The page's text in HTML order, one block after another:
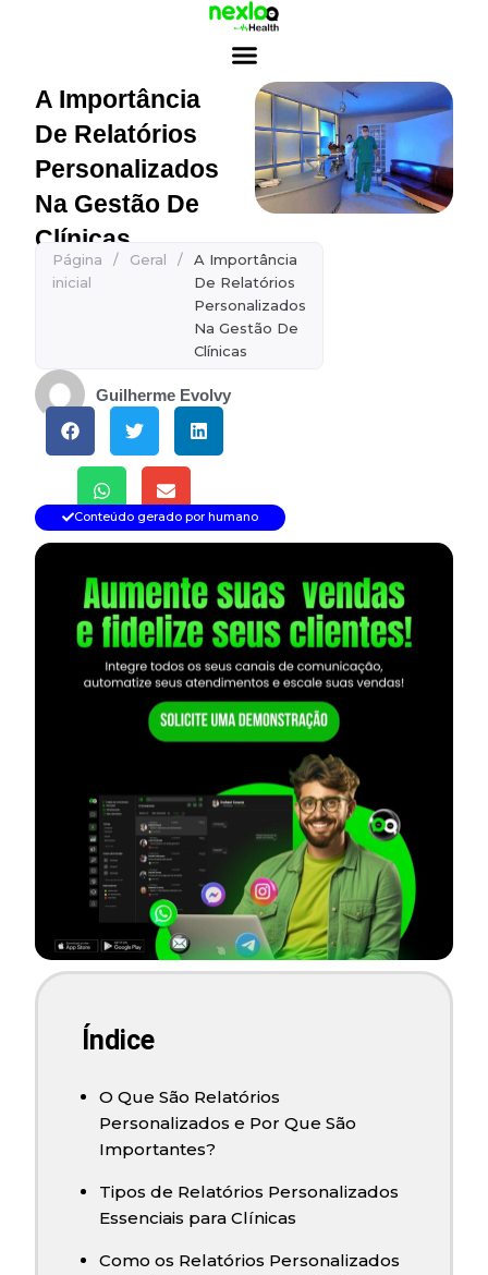
conteúdoA Importância
De Relatórios
Personalizados
Na Gestão De
Clínicas
Página
inicial
/ Geral /
A Importância
De Relatórios
Personalizados
Na Gestão De
Clínicas
Guilherme Evolvy
Conteúdo gerado por humano
Índice
O Que São Relatórios
Personalizados e Por Que São
Importantes?
Tipos de Relatórios Personalizados
Essenciais para Clínicas
Como os Relatórios Personalizados